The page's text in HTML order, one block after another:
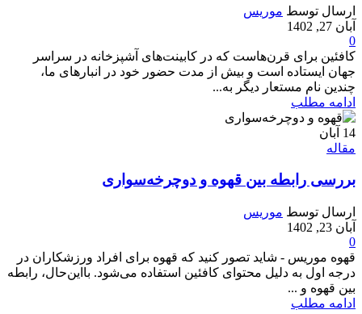
ارسال توسط موریس
آبان 27, 1402
0
کافئین برای قرن‌هاست که در کابینت‌های آشپزخانه در سراسر
جهان ایستاده است و بیش از مدت حضور خود در انبارهای ما،
چندین نام مستعار دیگر به...
ادامه مطلب
14 آبان
مقاله
بررسی رابطه بین قهوه و دوچرخه‌سواری
ارسال توسط موریس
آبان 23, 1402
0
قهوه موریس - شاید تصور کنید که قهوه برای افراد ورزشکاران در
درجه اول به دلیل محتوای کافئین استفاده می‌شود. بااین‌حال، رابطه
بین قهوه و ...
ادامه مطلب